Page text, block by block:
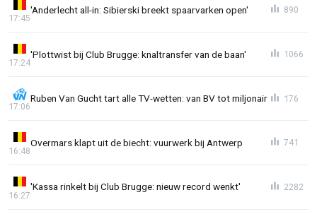
'Anderlecht all-in: Sibierski breekt spaarvarken open'
17:45
890
'Plottwist bij Club Brugge: knaltransfer van de baan'
17:24
1066
Ruben Van Gucht tart alle TV-wetten: van BV tot miljonair
17:06
176
Overmars klapt uit de biecht: vuurwerk bij Antwerp
16:48
741
'Kassa rinkelt bij Club Brugge: nieuw record wenkt'
16:27
2282